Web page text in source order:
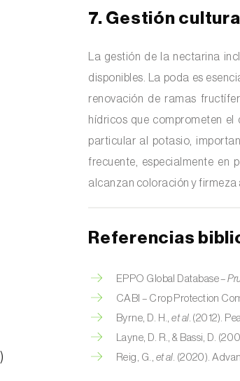
)
7. Gestión
La gestión de la nectarina
disponibles. La poda es
renovación de ramas
hídricos que comprometen
particular al potasio,
frecuente, especialmente en
alcanzan coloración y firmeza
Referencias
EPPO Global Database –
CABI – Crop Protection
Byrne, D. H.,et al. (2012).
Layne, D. R., & Bassi, D.
Reig, G., et al. (2020).